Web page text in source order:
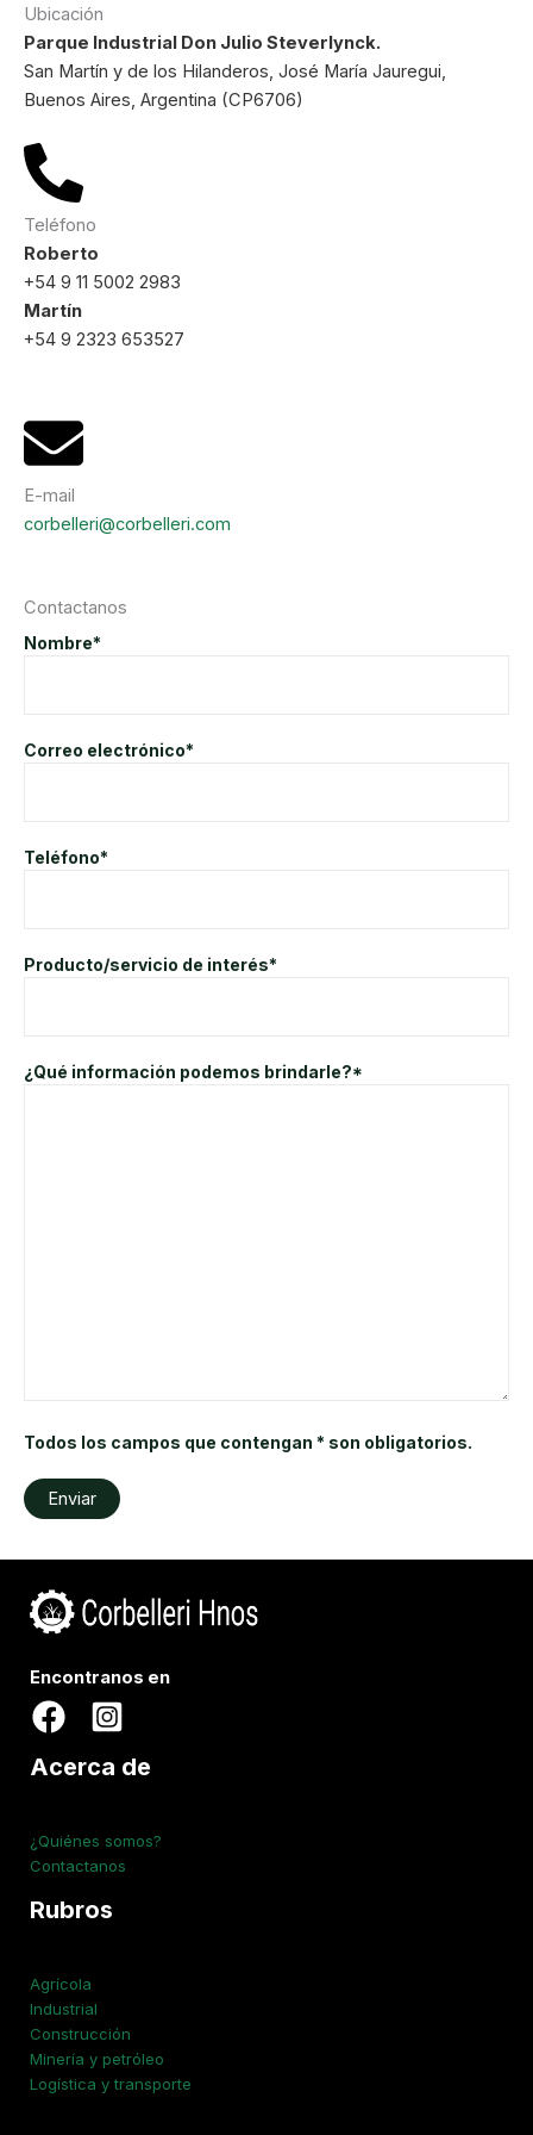
Ubicación
Parque Industrial Don Julio Steverlynck.
San Martín y de los Hilanderos, José María Jauregui,
Buenos Aires, Argentina (CP6706)
Teléfono
Roberto
+54 9 11 5002 2983
Martín
+54 9 2323 653527
E-mail
corbelleri@corbelleri.com
Contactanos
Nombre*
Correo electrónico*
Teléfono*
Producto/servicio de interés*
¿Qué información podemos brindarle?*
Todos los campos que contengan * son obligatorios.
Encontranos en
Acerca de
¿Quiénes somos?
Contactanos
Rubros
Agrícola
Industrial
Construcción
Minería y petróleo
Logística y transporte